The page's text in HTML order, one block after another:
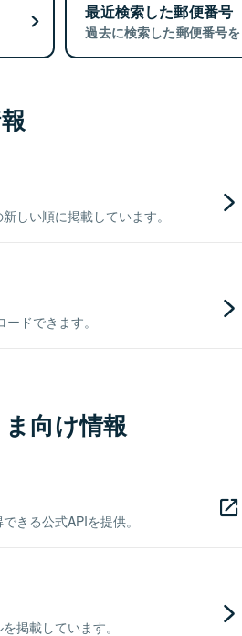
最近検索した郵便番号
過去に検索した郵便番号を
しい順に掲載しています。
ドできます。
向け情報
きる公式APIを提供。
掲載しています。